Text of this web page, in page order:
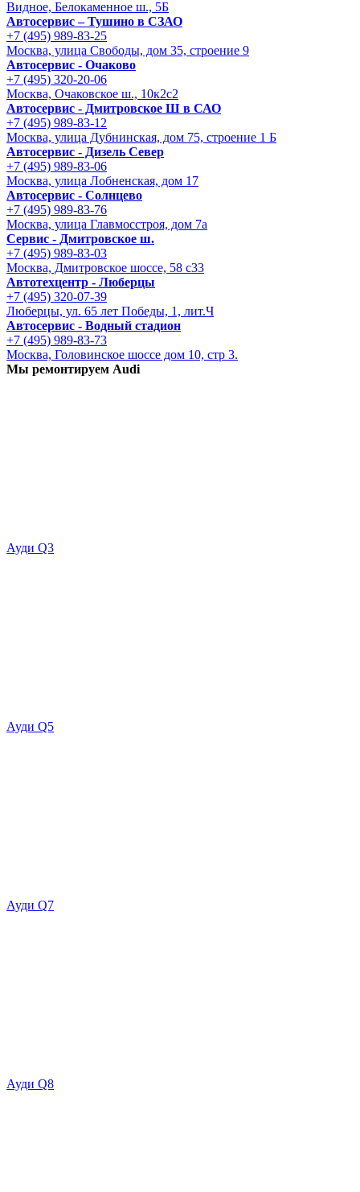
Видное, Белокаменное ш., 5Б
Автосервис – Тушино в СЗАО
+7 (495) 989-83-25
Москва, улица Свободы, дом 35, строение 9
Автосервис - Очаково
+7 (495) 320-20-06
Москва, Очаковское ш., 10к2с2
Автосервис - Дмитровское Ш в САО
+7 (495) 989-83-12
Москва, улица Дубнинская, дом 75, строение 1 Б
Автосервис - Дизель Север
+7 (495) 989-83-06
Москва, улица Лобненская, дом 17
Автосервис - Солнцево
+7 (495) 989-83-76
Москва, улица Главмосстроя, дом 7а
Сервис - Дмитровское ш.
+7 (495) 989-83-03
Москва, Дмитровское шоссе, 58 с33
Автотехцентр - Люберцы
+7 (495) 320-07-39
Люберцы, ул. 65 лет Победы, 1, лит.Ч
Автосервис - Водный стадион
+7 (495) 989-83-73
Москва, Головинское шоссе дом 10, стр 3.
Мы ремонтируем Audi
Ауди Q3
Ауди Q5
Ауди Q7
Ауди Q8